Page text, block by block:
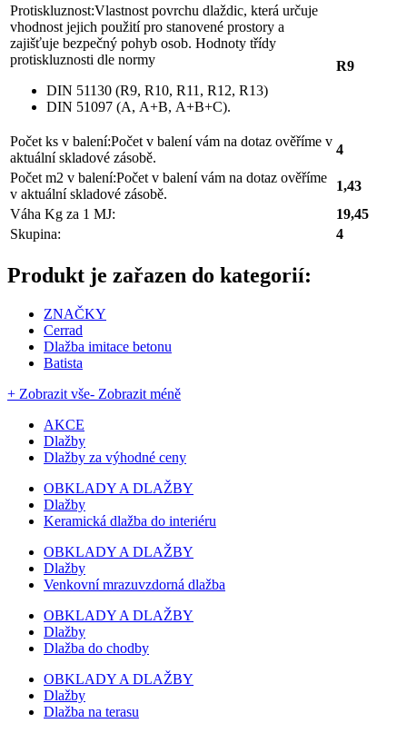
Protiskluznost:Vlastnost povrchu dlaždic, která určuje
vhodnost jejich použití pro stanovené prostory a
zajišťuje bezpečný pohyb osob. Hodnoty třídy
protiskluznosti dle normy
DIN 51130 (R9, R10, R11, R12, R13)
DIN 51097 (A, A+B, A+B+C).
R9
Počet ks v balení:Počet v balení vám na dotaz ověříme v
aktuální skladové zásobě.
4
Počet m2 v balení:Počet v balení vám na dotaz ověříme
v aktuální skladové zásobě.
1,43
Váha Kg za 1 MJ:
19,45
Skupina:
4
Produkt je zařazen do kategorií:
ZNAČKY
Cerrad
Dlažba imitace betonu
Batista
+ Zobrazit vše- Zobrazit méně
AKCE
Dlažby
Dlažby za výhodné ceny
OBKLADY A DLAŽBY
Dlažby
Keramická dlažba do interiéru
OBKLADY A DLAŽBY
Dlažby
Venkovní mrazuvzdorná dlažba
OBKLADY A DLAŽBY
Dlažby
Dlažba do chodby
OBKLADY A DLAŽBY
Dlažby
Dlažba na terasu